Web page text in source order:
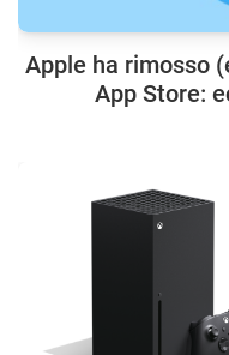
Apple ha rimosso
App Store: